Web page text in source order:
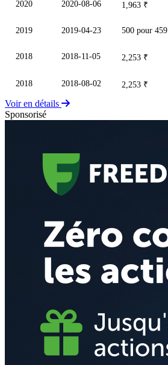
2020 2020-08-06 1,963 ₹
2019 2019-04-23 500 pour 459
2018 2018-11-05 2,253 ₹
2018 2018-08-02 2,253 ₹
Voir en détails
Sponsorisé